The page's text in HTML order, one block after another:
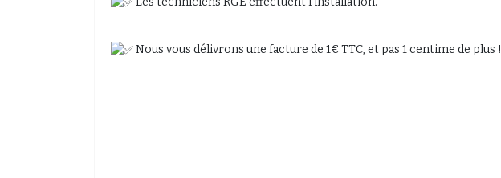
Nous vous délivrons une facture de 1€ TTC, et pas 1 centime de plus !